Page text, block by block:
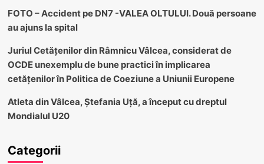
FOTO – Accident pe DN7 -VALEA OLTULUI. Două persoane
au ajuns la spital
Juriul Cetățenilor din Râmnicu Vâlcea, considerat de
OCDE unexemplu de bune practici în implicarea
cetățenilor în Politica de Coeziune a Uniunii Europene
Atleta din Vâlcea, Ștefania Uță, a început cu dreptul
Mondialul U20
Categorii